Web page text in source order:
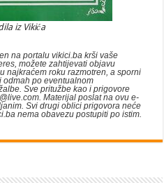
iz Vikića
na portalu vikici.ba krši vaše
možete zahtijevati objavu
najkraćem roku razmotren, a sporni
po eventualnom
Sve pritužbe kao i prigovore
Materijal poslat na ovu e-
Svi drugi oblici prigovora neće
nema obavezu postupiti po istim.